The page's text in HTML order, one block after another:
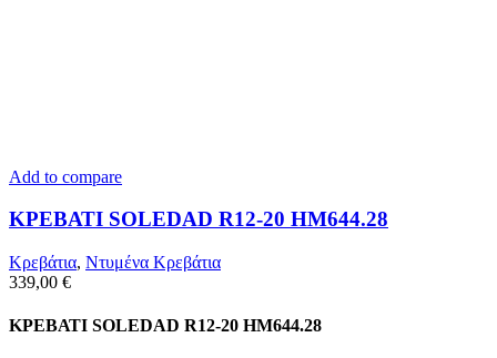
Add to compare
ΚΡΕΒΑΤΙ SOLEDAD R12-20 HM644.28
Κρεβάτια, Ντυμένα Κρεβάτια
339,00 €
ΚΡΕΒΑΤΙ SOLEDAD R12-20 HM644.28